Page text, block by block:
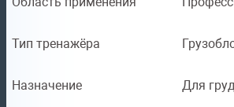
Тип тренажёра
Назначение Для